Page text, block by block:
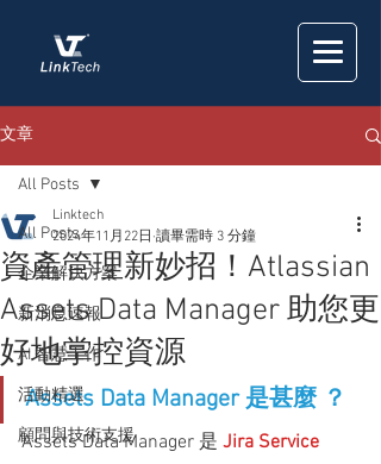
文章
All Posts
企業解決方案
新消息速報
AI 智慧工作
活動精選
顧問與技術支援
All Posts
資產管理新妙招！Atlassian
Assets Data Manager 助您更
好地掌控資源
Linktech
2024年11月22日 讀畢需時 3 分鐘
Assets Data Manager 是甚麼 ？
Assets Data Manager 是 Jira Service